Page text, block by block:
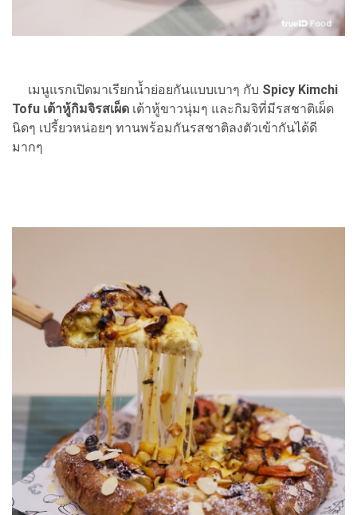
เมนูแรกเปิดมาเรียกน้ำย่อยกันแบบเบาๆ กับ Spicy Kimchi
Tofu เต้าหู้กิมจิรสเผ็ด เต้าหู้ขาวนุ่มๆ และกิมจิที่มีรสชาติเผ็ด
นิดๆ เปรี้ยวหน่อยๆ ทานพร้อมกันรสชาติลงตัวเข้ากันได้ดี
มากๆ